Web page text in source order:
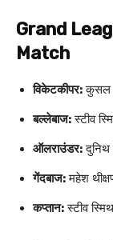
Grand
Match
विकेटकीपर:कुसल
बल्लेबाज:स्टीव
ऑलराउंडर:दुनिथ
गेंदबाज:महेश
कप्तान:स्टीव